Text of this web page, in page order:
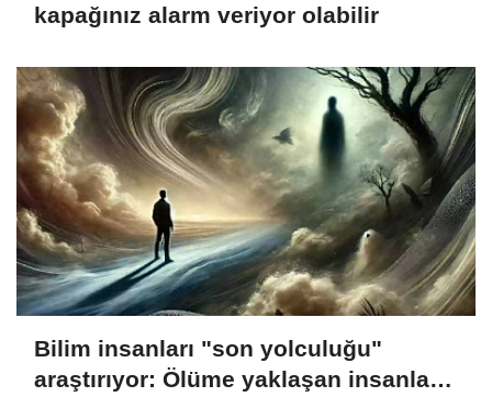
kapağınız alarm veriyor olabilir
Bilim insanları "son yolculuğu"
araştırıyor: Ölüme yaklaşan insanlar